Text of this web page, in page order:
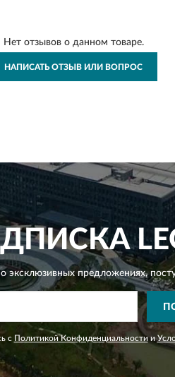
Нет отзывов о данном товаре.
НАПИСАТЬ ОТЗЫВ ИЛИ ВОПРОС
эксклюзивных предложениях,
с Политикой Конфиденциальности и